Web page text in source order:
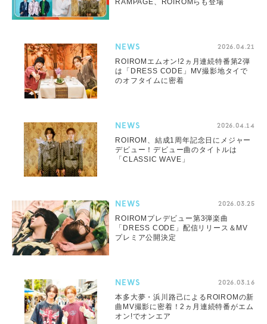
RAMPAGE、ROIROMらも登場
NEWS 2026.04.21
ROIROMエムオン!2ヵ月連続特番第2弾
は「DRESS CODE」MV撮影地タイで
のオフタイムに密着
NEWS 2026.04.14
ROIROM、結成1周年記念日にメジャー
デビュー！デビュー曲のタイトルは
「CLASSIC WAVE」
NEWS 2026.03.25
ROIROMプレデビュー第3弾楽曲
「DRESS CODE」配信リリース＆MV
プレミア公開決定
NEWS 2026.03.16
本多大夢・浜川路己によるROIROMの新
曲MV撮影に密着！2ヵ月連続特番がエム
オン!でオンエア